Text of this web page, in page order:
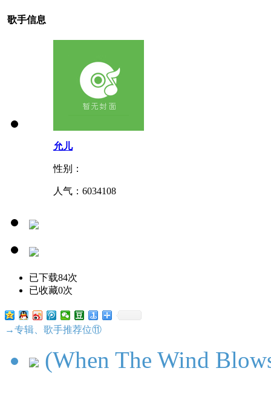
歌手信息
允儿
性别：
人气： 6034108
已下载84次
已收藏0次
→专辑、歌手推荐位⑪
(When The Wind